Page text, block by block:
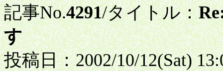
記事No.4291/タイトル：
す
投稿日：2002/10/12(Sat)